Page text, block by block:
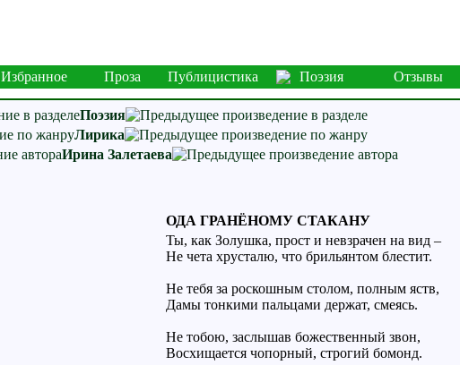
Избранное Проза Публицистика Поэзия Отзывы
Поэзия
Лирика
Ирина Залетаева
ОДА ГРАНЁНОМУ СТАКАНУ
Ты, как Золушка, прост и невзрачен на вид –
Не чета хрусталю, что брильянтом блестит.
Не тебя за роскошным столом, полным яств,
Дамы тонкими пальцами держат, смеясь.
Не тобою, заслышав божественный звон,
Восхищается чопорный, строгий бомонд.